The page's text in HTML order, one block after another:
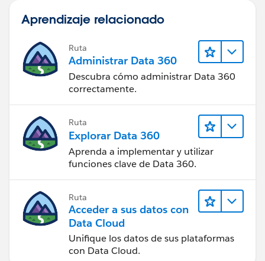
Aprendizaje relacionado
Ruta
Administrar Data 360
Descubra cómo administrar Data 360
correctamente.
Ruta
Explorar Data 360
Aprenda a implementar y utilizar
funciones clave de Data 360.
Ruta
Acceder a sus datos con
Data Cloud
Unifique los datos de sus plataformas
con Data Cloud.